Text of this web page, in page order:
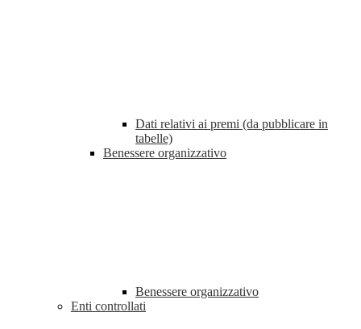
Dati relativi ai premi (da pubblicare in
tabelle)
Benessere organizzativo
Benessere organizzativo
Enti controllati